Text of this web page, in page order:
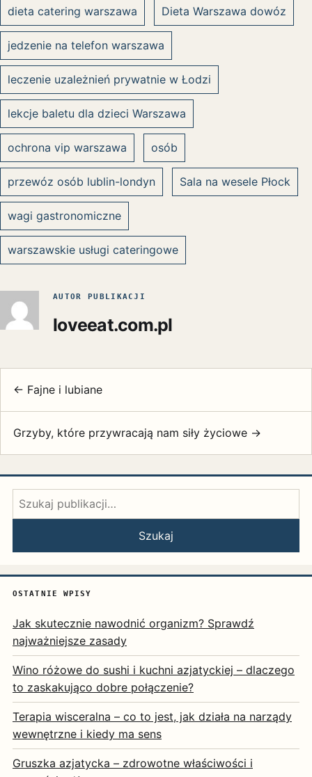
dieta catering warszawa Dieta Warszawa dowóz
jedzenie na telefon warszawa
leczenie uzależnień prywatnie w Łodzi
lekcje baletu dla dzieci Warszawa
ochrona vip warszawa osób
przewóz osób lublin-londyn Sala na wesele Płock
wagi gastronomiczne
warszawskie usługi cateringowe
AUTOR PUBLIKACJI
loveeat.com.pl
← Fajne i lubiane
Grzyby, które przywracają nam siły życiowe →
Szukaj:
Szukaj
OSTATNIE WPISY
Jak skutecznie nawodnić organizm? Sprawdź
najważniejsze zasady
Wino różowe do sushi i kuchni azjatyckiej – dlaczego
to zaskakująco dobre połączenie?
Terapia wisceralna – co to jest, jak działa na narządy
wewnętrzne i kiedy ma sens
Gruszka azjatycka – zdrowotne właściwości i